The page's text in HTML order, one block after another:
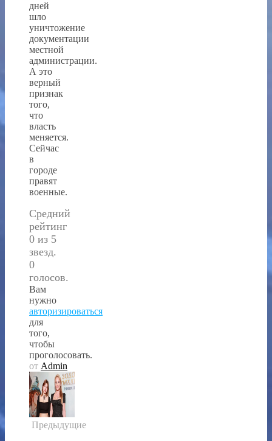
дней
шло
уничтожение
документации
местной
администрации.
А это
верный
признак
того,
что
власть
меняется.
Сейчас
в
городе
правят
военные.
Средний
рейтинг
0 из 5
звезд.
0
голосов.
Вам
нужно
авторизироваться
для
того,
чтобы
проголосовать.
от Admin
Предыдущие